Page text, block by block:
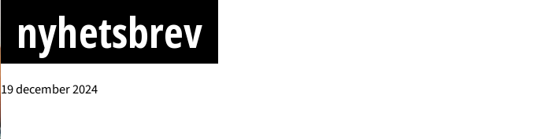
nyhetsbrev
19 december 2024